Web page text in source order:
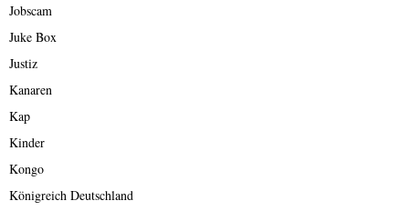
Jobscam
Juke Box
Justiz
Kanaren
Kap
Kinder
Kongo
Königreich Deutschland